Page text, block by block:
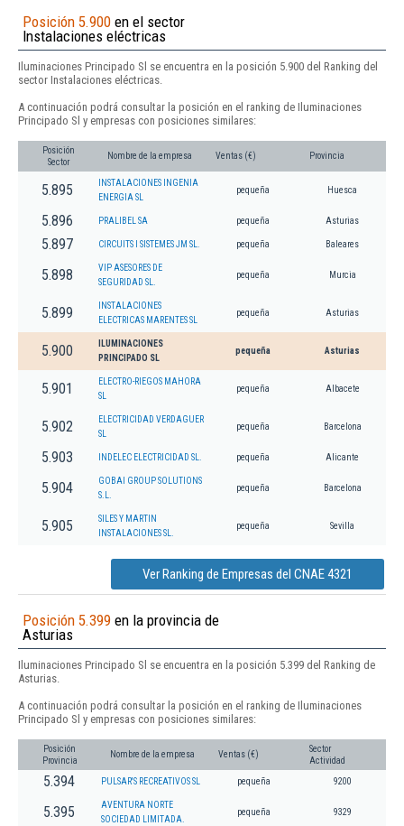
Posición 5.900 en el sector
Instalaciones eléctricas
Iluminaciones Principado Sl se encuentra en la posición 5.900 del Ranking del
sector Instalaciones eléctricas.
A continuación podrá consultar la posición en el ranking de Iluminaciones
Principado Sl y empresas con posiciones similares:
Posición
Sector
Nombre de la empresa Ventas (€) Provincia
5.895
INSTALACIONES INGENIA
ENERGIA SL
pequeña Huesca
5.896 PRALIBEL SA pequeña Asturias
5.897 CIRCUITS I SISTEMES JM SL. pequeña Baleares
5.898
VIP ASESORES DE
SEGURIDAD SL.
pequeña Murcia
5.899
INSTALACIONES
ELECTRICAS MARENTES SL
pequeña Asturias
5.900
ILUMINACIONES
PRINCIPADO SL
pequeña Asturias
5.901
ELECTRO-RIEGOS MAHORA
SL
pequeña Albacete
5.902
ELECTRICIDAD VERDAGUER
SL
pequeña Barcelona
5.903 INDELEC ELECTRICIDAD SL. pequeña Alicante
5.904
GOBAI GROUP SOLUTIONS
S.L.
pequeña Barcelona
5.905
SILES Y MARTIN
INSTALACIONES SL.
pequeña Sevilla
Ver Ranking de Empresas del CNAE 4321
Posición 5.399 en la provincia de
Asturias
Iluminaciones Principado Sl se encuentra en la posición 5.399 del Ranking de
Asturias.
A continuación podrá consultar la posición en el ranking de Iluminaciones
Principado Sl y empresas con posiciones similares:
Posición
Provincia
Nombre de la empresa Ventas (€)
Sector
Actividad
5.394 PULSAR'S RECREATIVOS SL pequeña 9200
5.395
AVENTURA NORTE
SOCIEDAD LIMITADA.
pequeña 9329